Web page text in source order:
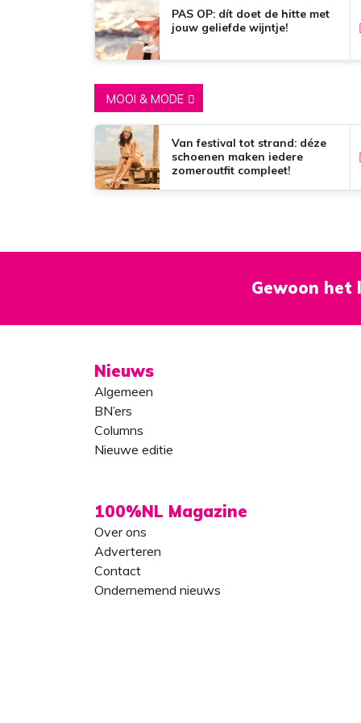
PAS OP: dít doet de hitte met
jouw geliefde wijntje!
MOOI & MODE
Van festival tot strand: déze
schoenen maken iedere
zomeroutfit compleet!
Gewoon het
Nieuws
Algemeen
BN’ers
Columns
Nieuwe editie
100%NL Magazine
Over ons
Adverteren
Contact
Ondernemend nieuws